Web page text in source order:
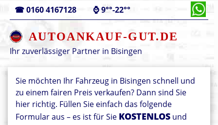
☎0160 4167128 ⌚9°°-22°°
AUTOANKAUF-GUT.DE
Ihr zuverlässiger Partner in Bisingen
Sie möchten Ihr Fahrzeug in Bisingen schnell und
zu einem fairen Preis verkaufen? Dann sind Sie
hier richtig. Füllen Sie einfach das folgende
Formular aus – es ist für Sie KOSTENLOS und